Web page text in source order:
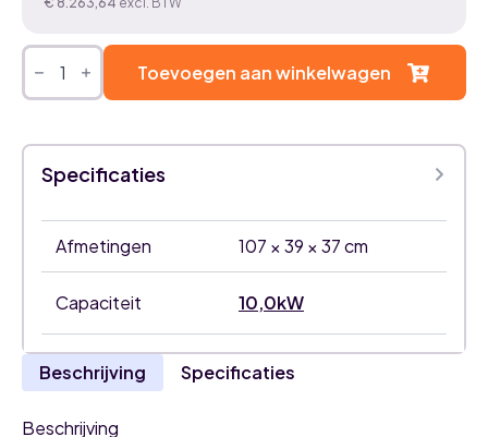
Mitsubishi
Heavy
Diamond
Hyper
airco
wit
binnenunit
aantal
Toevoegen aan winkelwagen
Specificaties
Afmetingen 107 × 39 × 37 cm
Capaciteit 10,0kW
Beschrijving Specificaties
Beschrijving